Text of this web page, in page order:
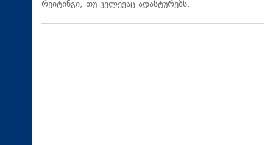
რეიტინგი, თუ კვლევაც ადასტურებს.